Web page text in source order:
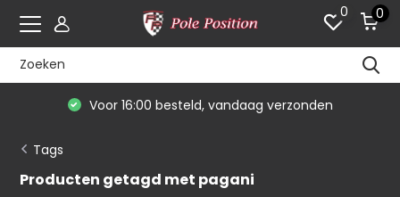
0 0
Voor 16:00 besteld, vandaag verzonden
Tags
Producten getagd met pagani